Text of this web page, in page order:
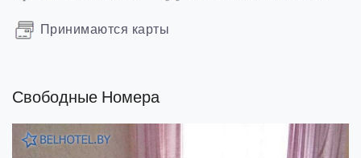
Принимаются карты
Свободные Номера